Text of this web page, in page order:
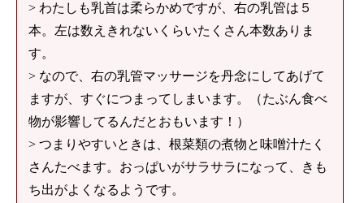
> わたしも乳首は柔らかめですが、右の乳管は５
本。左は数えきれないくらいたくさん本数ありま
す。
> なので、右の乳管マッサージを丹念にしてあげて
ますが、すぐにつまってしまいます。（たぶん食べ
物が影響してるんだとおもいます！）
> つまりやすいときは、根菜類の煮物と味噌汁たく
さんたべます。おっぱいがサラサラになって、きも
ち出がよくなるようです。